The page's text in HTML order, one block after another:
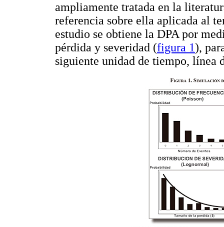
ampliamente tratada en la
referencia sobre ella aplicada al
estudio se obtiene la DPA por
pérdida y severidad (figura 1),
siguiente unidad de tiempo, línea